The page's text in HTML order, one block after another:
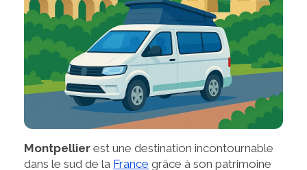
Montpellier est une destination incontournable
dans le sud de la France grâce à son patrimoine